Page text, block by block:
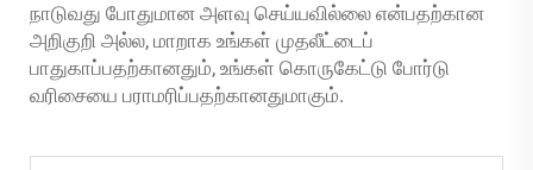
நாடுவது போதுமான அளவு செய்யவில்லை என்பதற்கான
அறிகுறி அல்ல, மாறாக உங்கள் முதலீட்டைப்
பாதுகாப்பதற்கானதும், உங்கள் கொருகேட்டு போர்டு
வரிசையை பராமரிப்பதற்கானதுமாகும்.